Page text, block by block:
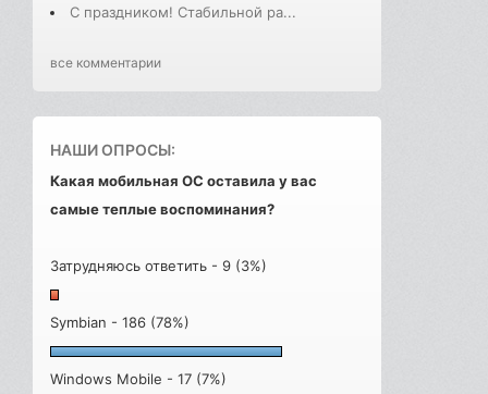
С праздником! Стабильной ра...
все комментарии
НАШИ ОПРОСЫ:
Какая мобильная ОС оставила у вас
самые теплые воспоминания?
Затрудняюсь ответить - 9 (3%)
Symbian - 186 (78%)
Windows Mobile - 17 (7%)